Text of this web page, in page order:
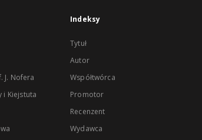
J. Nofera
i Kiejstuta
Indeksy
Tytuł
Autor
Współtwórca
Promotor
Recenzent
Wydawca